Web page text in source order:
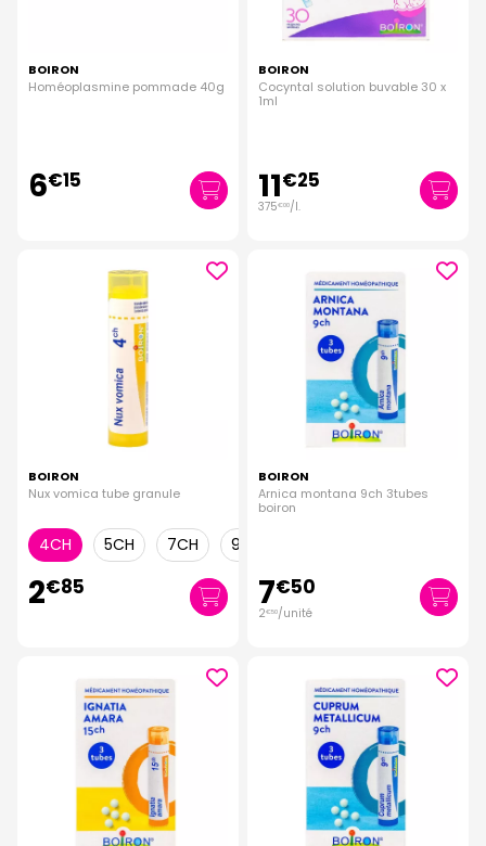
BOIRON
Homéoplasmine pommade 40g
6€15
BOIRON
Cocyntal solution buvable 30 x
1ml
11€25
375€00/l.
BOIRON
Nux vomica tube granule
4CH 5CH 7CH 9CH
2€85
BOIRON
Arnica montana 9ch 3tubes
boiron
7€50
2€50/unité